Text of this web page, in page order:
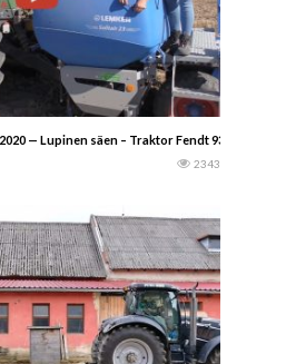
— Lupinen säen – Traktor Fendt 939 Vario
2343